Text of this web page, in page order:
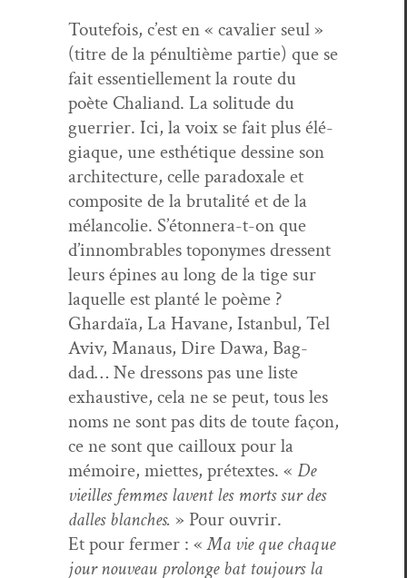
Toute­fois, c’est en « cav­a­lier seul »
(titre de la pénul­tième par­tie) que se
fait essen­tielle­ment la route du
poète Chaliand. La soli­tude du
guer­ri­er. Ici, la voix se fait plus élé­
giaque, une esthé­tique des­sine son
archi­tec­ture, celle para­doxale et
com­pos­ite de la bru­tal­ité et de la
mélan­col­ie. S’étonnera-t-on que
d’innombrables toponymes dressent
leurs épines au long de la tige sur
laque­lle est plan­té le poème ?
Ghardaïa, La Havane, Istan­bul, Tel
Aviv, Man­aus, Dire Dawa, Bag­
dad… Ne dres­sons pas une liste
exhaus­tive, cela ne se peut, tous les
noms ne sont pas dits de toute façon,
ce ne sont que cail­loux pour la
mémoire, miettes, pré­textes. « De
vieilles femmes lavent les morts sur des
dalles blanch­es. » Pour ouvrir.
Et pour fer­mer : «Ma vie que chaque
jour nou­veau pro­longe bat tou­jours la